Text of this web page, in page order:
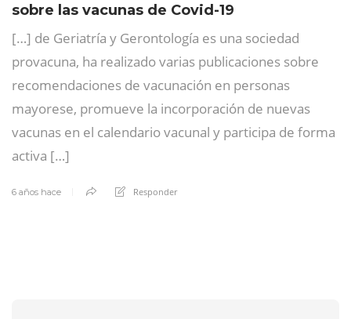
sobre las vacunas de Covid-19
[…] de Geriatría y Gerontología es una sociedad
provacuna, ha realizado varias publicaciones sobre
recomendaciones de vacunación en personas
mayorese, promueve la incorporación de nuevas
vacunas en el calendario vacunal y participa de forma
activa […]
6 años hace Responder